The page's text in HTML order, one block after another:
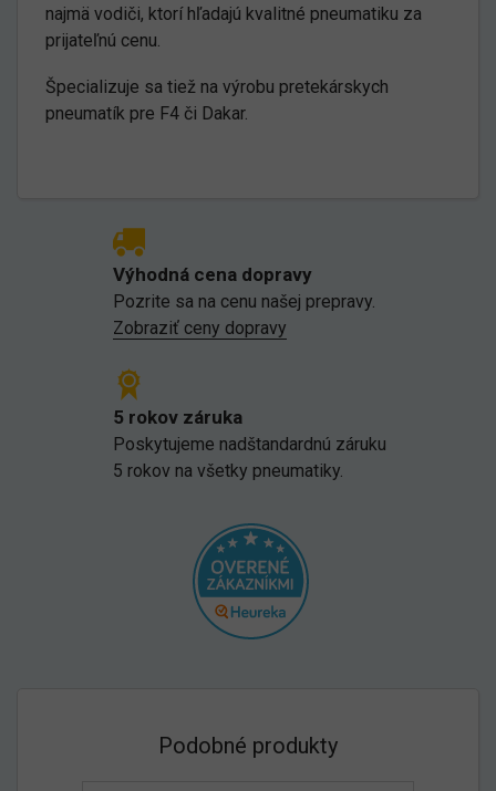
najmä vodiči, ktorí hľadajú kvalitné pneumatiku za
prijateľnú cenu.
Špecializuje sa tiež na výrobu pretekárskych
pneumatík pre F4 či Dakar.
Výhodná cena dopravy
Pozrite sa na cenu našej prepravy.
Zobraziť ceny dopravy
5 rokov záruka
Poskytujeme nadštandardnú záruku
5 rokov na všetky pneumatiky.
Podobné produkty